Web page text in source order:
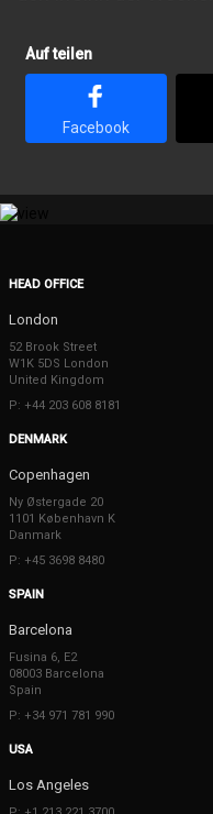
Auf teilen
Facebook
HEAD OFFICE
London
52 Brook Street
W1K 5DS London
United Kingdom
P: +44 203 608 8181
DENMARK
Copenhagen
Ny Østergade 20
1101 København K
Danmark
P: +45 3698 8480
SPAIN
Barcelona
Fusina 6, E2
08003 Barcelona
Spain
P: +34 971 781 990
USA
Los Angeles